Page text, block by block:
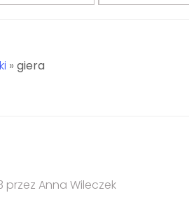
» giera
przez Anna Wileczek